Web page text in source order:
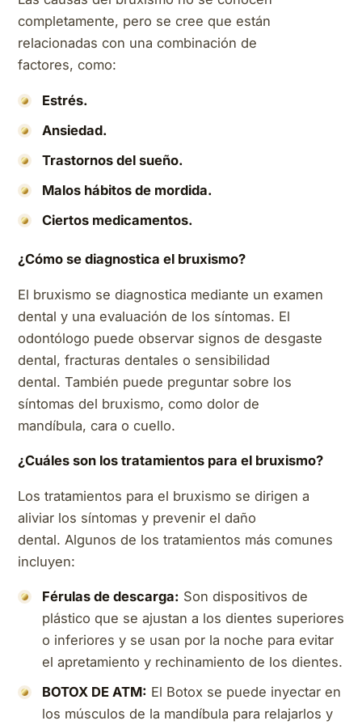
completamente, pero se cree que están
relacionadas con una combinación de
factores, como:
Estrés.
Ansiedad.
Trastornos del sueño.
Malos hábitos de mordida.
Ciertos medicamentos.
¿Cómo se diagnostica el bruxismo?
El bruxismo se diagnostica mediante un examen
dental y una evaluación de los síntomas. El
odontólogo puede observar signos de desgaste
dental, fracturas dentales o sensibilidad
dental. También puede preguntar sobre los
síntomas del bruxismo, como dolor de
mandíbula, cara o cuello.
¿Cuáles son los tratamientos para el bruxismo?
Los tratamientos para el bruxismo se dirigen a
aliviar los síntomas y prevenir el daño
dental. Algunos de los tratamientos más comunes
incluyen:
Férulas de descarga: Son dispositivos de
plástico que se ajustan a los dientes superiores
o inferiores y se usan por la noche para evitar
el apretamiento y rechinamiento de los dientes.
BOTOX DE ATM: El Botox se puede inyectar en
los músculos de la mandíbula para relajarlos y